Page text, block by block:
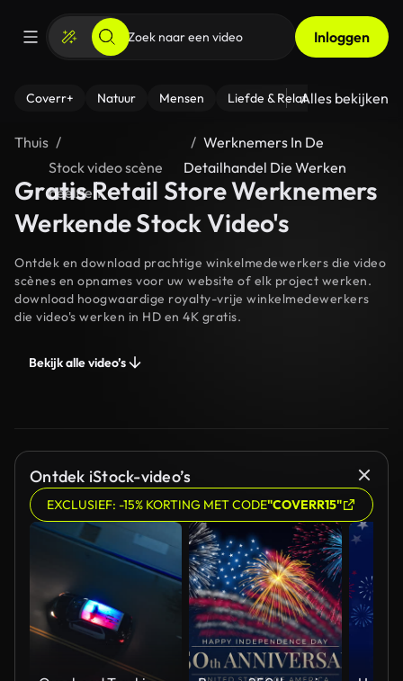
Inloggen
Coverr+ Natuur Mensen Liefde & Relaties - Fitness
Alles bekijken
Thuis
Stock video scène
beelden
Werknemers In De
Detailhandel Die Werken
Gratis Retail Store Werknemers
Werkende Stock Video's
Ontdek en download prachtige winkelmedewerkers die video
scènes en opnames voor uw website of elk project werken.
download hoogwaardige royalty-vrije winkelmedewerkers
die video's werken in HD en 4K gratis.
Bekijk alle video’s
Ontdek iStock-video’s
EXCLUSIEF: -15% KORTING MET CODE"COVERR15"